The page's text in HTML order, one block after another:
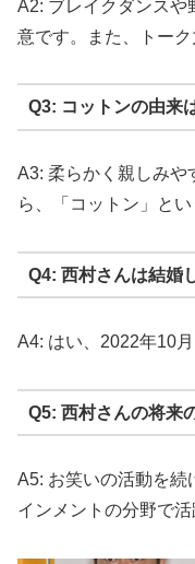
A2: ブレイクダンスや
意です。また、トーク
Q3: コットンの由来
A3: 柔らかく親しみや
ら、「コットン」と
Q4: 西村さんは結婚
A4: はい、2022年10
Q5: 西村さんの将来
A5: お笑いの活動を続
インメントの分野で活